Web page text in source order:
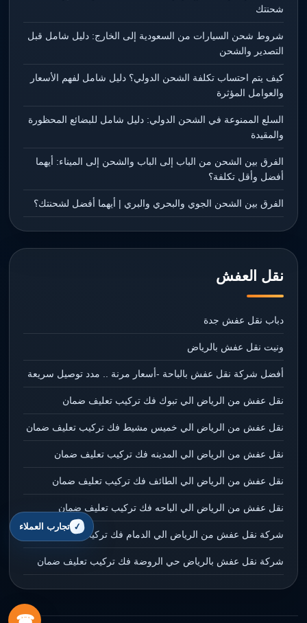
شحنتك
شروط شحن السيارات من السعودية إلى الخارج: دليل شامل قبل
التصدير والشحن
كيف يتم احتساب تكلفة الشحن الدولي؟ دليل شامل لفهم الأسعار
والعوامل المؤثرة
السلع الممنوعة في الشحن الدولي: دليل شامل للبضائع المحظورة
والمقيدة
الفرق بين الشحن من الباب إلى الباب والشحن إلى الميناء: أيهما
أفضل وأقل تكلفة؟
الفرق بين الشحن الجوي والبحري والبري | أيهما أفضل لشحنتك؟
نقل العفش
دباب نقل عفش جدة
ونيت نقل عفش بالرياض
أفضل شركة نقل عفش بالباحة -أسعار مرنة .. مدد توصيل سريعة
نقل عفش من الرياض الي تبوك فك تركيب تعليف ضمان
نقل عفش من الرياض الي خميس مشيط فك تركيب تعليف ضمان
نقل عفش من الرياض الي المدينه فك تركيب تعليف ضمان
نقل عفش من الرياض الي الطائف فك تركيب تعليف ضمان
نقل عفش من الرياض الي الباحه فك تركيب تعليف ضمان
شركة نقل عفش من الرياض الي الدمام فك تركيب تعليف ضمان
شركة نقل عفش بالرياض حي الروضة فك تركيب تعليف ضمان
تجارب العملاء